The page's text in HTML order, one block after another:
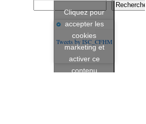
Rechercher
Tweets by ISC_CFHM
Cliquez pour
accepter les
cookies
marketing et
activer ce
contenu